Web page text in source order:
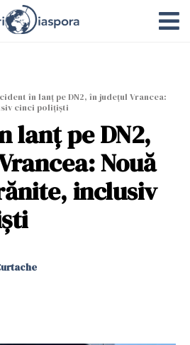
în lanț pe DN2, în județul Vrancea:
cinci polițiști
lanț pe DN2,
Nouă
inclusiv